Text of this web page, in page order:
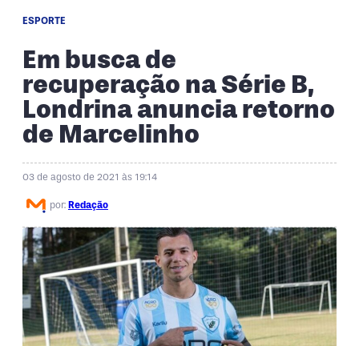
ESPORTE
Em busca de
recuperação na Série B,
Londrina anuncia retorno
de Marcelinho
03 de agosto de 2021 às 19:14
por: Redação